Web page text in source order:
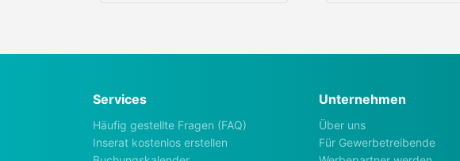
Services
Häufig gestellte Fragen (FAQ)
Inserat kostenlos erstellen
Unternehmen
Über uns
Für Gewerbetreibende